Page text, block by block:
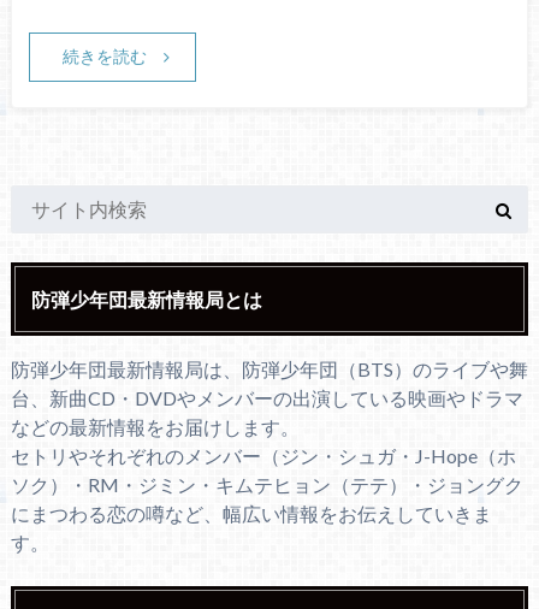
続きを読む
防弾少年団最新情報局とは
防弾少年団最新情報局は、防弾少年団（BTS）のライブや舞
台、新曲CD・DVDやメンバーの出演している映画やドラマ
などの最新情報をお届けします。
セトリやそれぞれのメンバー（ジン・シュガ・J-Hope（ホ
ソク）・RM・ジミン・キムテヒョン（テテ）・ジョングク
にまつわる恋の噂など、幅広い情報をお伝えしていきま
す。